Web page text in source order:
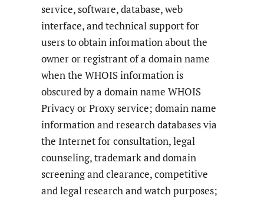
service, software, database, web
interface, and technical support for
users to obtain information about the
owner or registrant of a domain name
when the WHOIS information is
obscured by a domain name WHOIS
Privacy or Proxy service; domain name
information and research databases via
the Internet for consultation, legal
counseling, trademark and domain
screening and clearance, competitive
and legal research and watch purposes;